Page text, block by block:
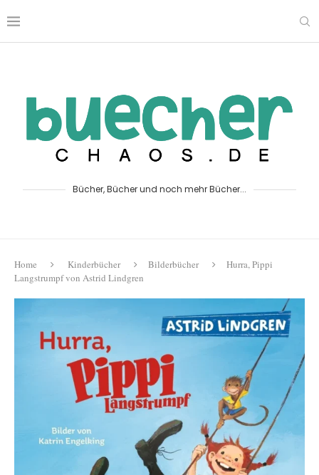
Bücher, Bücher und noch mehr Bücher...
Home Kinderbücher Bilderbücher
Hurra, Pippi
Langstrumpf von Astrid Lindgren